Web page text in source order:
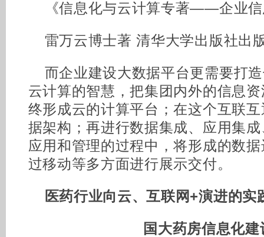
《信息化与云计算专著——企业信
雷万云博士著 清华大学出版社出
而企业建设大数据平台更需要打
云计算的智慧，把集团内外的信息
终形成云的计算平台；在这个互联
据架构；再进行数据集成、应用集
应用和管理的过程中，将形成的数
过移动等多方面进行展示交付。
医药行业向云、互联网+演进的实
国大药房信息化建